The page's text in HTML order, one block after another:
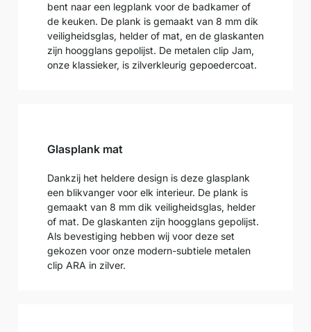
bent naar een legplank voor de badkamer of
de keuken. De plank is gemaakt van 8 mm dik
veiligheidsglas, helder of mat, en de glaskanten
zijn hoogglans gepolijst. De metalen clip Jam,
onze klassieker, is zilverkleurig gepoedercoat.
Glasplank mat
Dankzij het heldere design is deze glasplank
een blikvanger voor elk interieur. De plank is
gemaakt van 8 mm dik veiligheidsglas, helder
of mat. De glaskanten zijn hoogglans gepolijst.
Als bevestiging hebben wij voor deze set
gekozen voor onze modern-subtiele metalen
clip ARA in zilver.